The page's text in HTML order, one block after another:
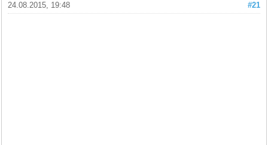
#21
24.08.2015, 19:48